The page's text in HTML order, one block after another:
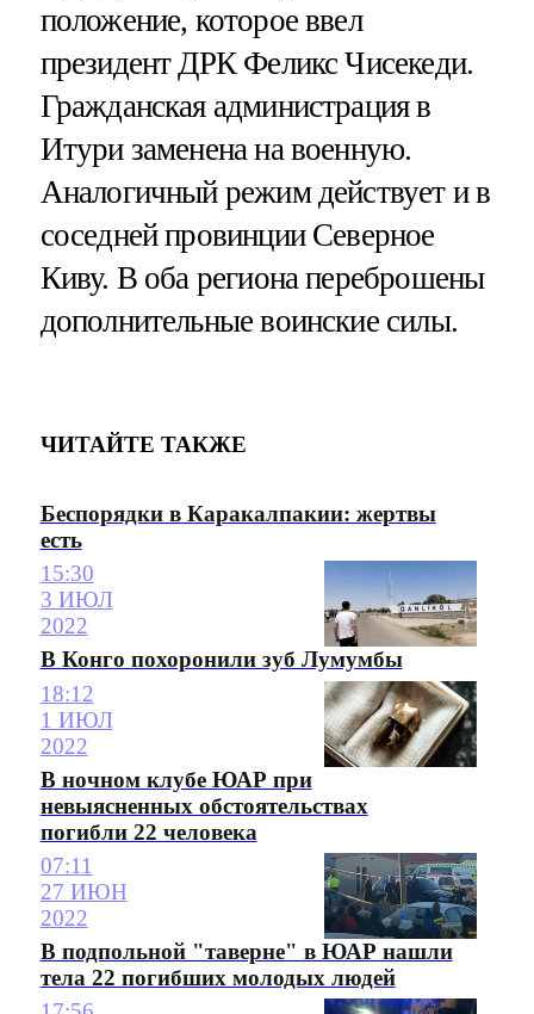
положение, которое ввел
президент ДРК Феликс Чисекеди.
Гражданская администрация в
Итури заменена на военную.
Аналогичный режим действует и в
соседней провинции Северное
Киву. В оба региона переброшены
дополнительные воинские силы.
ЧИТАЙТЕ ТАКЖЕ
Беспорядки в Каракалпакии: жертвы
есть
15:30
3 ИЮЛ
2022
В Конго похоронили зуб Лумумбы
18:12
1 ИЮЛ
2022
В ночном клубе ЮАР при
невыясненных обстоятельствах
погибли 22 человека
07:11
27 ИЮН
2022
В подпольной "таверне" в ЮАР нашли
тела 22 погибших молодых людей